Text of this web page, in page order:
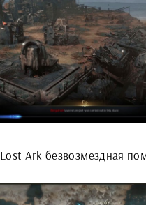
Lost Ark безвозмездная